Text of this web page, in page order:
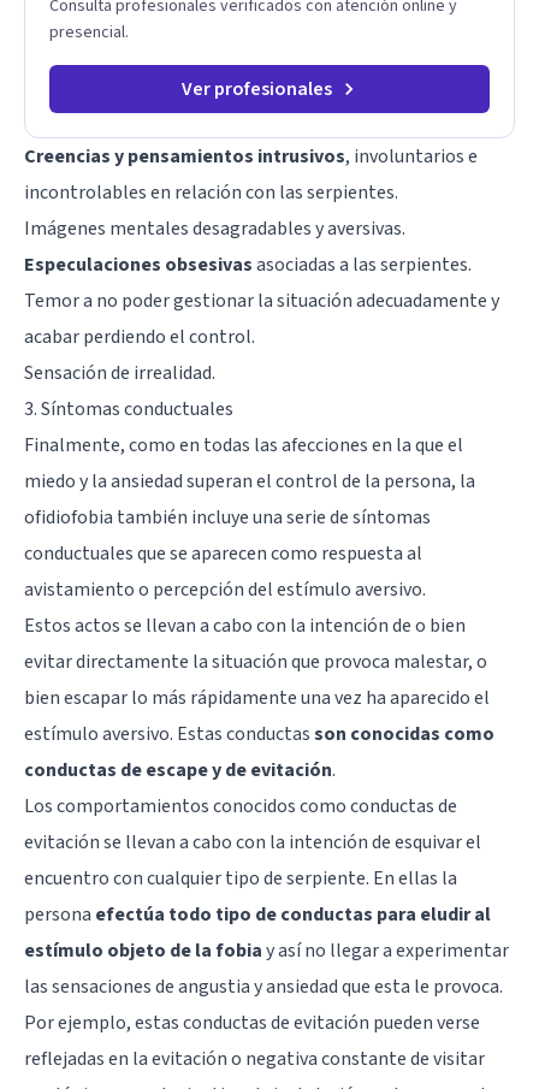
Consulta profesionales verificados con atención online y
presencial.
Ver profesionales
Creencias y pensamientos intrusivos, involuntarios e
incontrolables en relación con las serpientes.
Imágenes mentales desagradables y aversivas.
Especulaciones obsesivasasociadas a las serpientes.
Temor a no poder gestionar la situación adecuadamente y
acabar perdiendo el control.
Sensación de irrealidad.
3. Síntomas conductuales
Finalmente, como en todas las afecciones en la que el
miedo y la ansiedad superan el control de la persona, la
ofidiofobia también incluye una serie de síntomas
conductuales que se aparecen como respuesta al
avistamiento o percepción del estímulo aversivo.
Estos actos se llevan a cabo con la intención de o bien
evitar directamente la situación que provoca malestar, o
bien escapar lo más rápidamente una vez ha aparecido el
estímulo aversivo. Estas conductasson conocidas como
conductas de escape y de evitación.
Los comportamientos conocidos como conductas de
evitación se llevan a cabo con la intención de esquivar el
encuentro con cualquier tipo de serpiente. En ellas la
persona efectúa todo tipo de conductas para eludir al
estímulo objeto de la fobiay así no llegar a experimentar
las sensaciones de angustia y ansiedad que esta le provoca.
Por ejemplo, estas conductas de evitación pueden verse
reflejadas en la evitación o negativa constante de visitar